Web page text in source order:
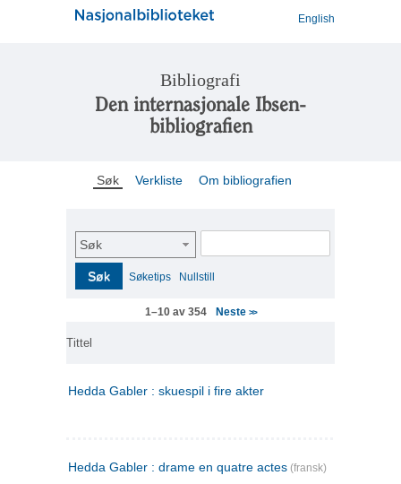
English
Bibliografi
Den internasjonale Ibsen-
bibliografien
Søk Verkliste Om bibliografien
Søk
Søk Søketips Nullstill
1–10 av 354 Neste >>
Tittel
Hedda Gabler : skuespil i fire akter
Hedda Gabler : drame en quatre actes (fransk)